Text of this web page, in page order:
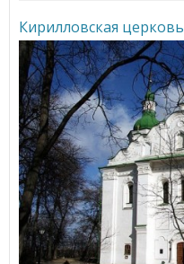
Кирилловская церковь